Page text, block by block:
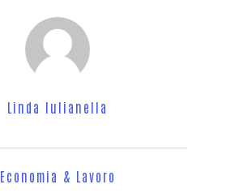
Linda Iulianella
Economia & Lavoro